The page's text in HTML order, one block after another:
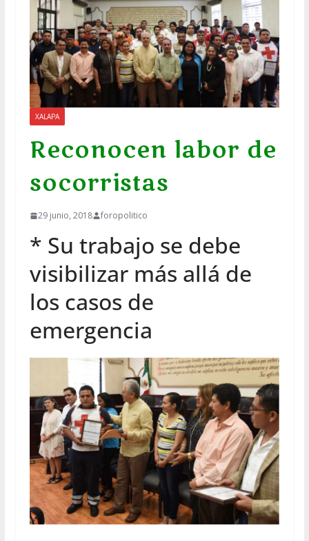
XALAPA
Reconocen labor de
socorristas
29 junio, 2018 foropolitico
* Su trabajo se debe
visibilizar más allá de
los casos de
emergencia